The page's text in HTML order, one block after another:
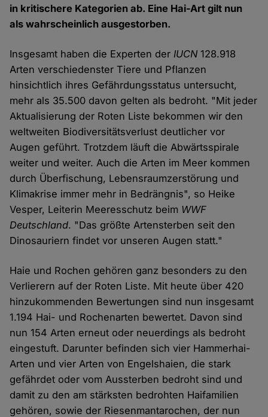
in kritischere Kategorien ab. Eine Hai-Art gilt nun
als wahrscheinlich ausgestorben.
Insgesamt haben die Experten derIUCN 128.918
Arten verschiedenster Tiere und Pflanzen
hinsichtlich ihres Gefährdungsstatus untersucht,
mehr als 35.500 davon gelten als bedroht. "Mit jeder
Aktualisierung der Roten Liste bekommen wir den
weltweiten Biodiversitätsverlust deutlicher vor
Augen geführt. Trotzdem läuft die Abwärtsspirale
weiter und weiter. Auch die Arten im Meer kommen
durch Überfischung, Lebensraumzerstörung und
Klimakrise immer mehr in Bedrängnis", so Heike
Vesper, Leiterin Meeresschutz beim WWF
Deutschland. "Das größte Artensterben seit den
Dinosauriern findet vor unseren Augen statt."
Haie und Rochen gehören ganz besonders zu den
Verlierern auf der Roten Liste. Mit heute über 420
hinzukommenden Bewertungen sind nun insgesamt
1.194 Hai- und Rochenarten bewertet. Davon sind
nun 154 Arten erneut oder neuerdings als bedroht
eingestuft. Darunter befinden sich vier Hammerhai-
Arten und vier Arten von Engelshaien, die stark
gefährdet oder vom Aussterben bedroht sind und
damit zu den am stärksten bedrohten Haifamilien
gehören, sowie der Riesenmantarochen, der nun